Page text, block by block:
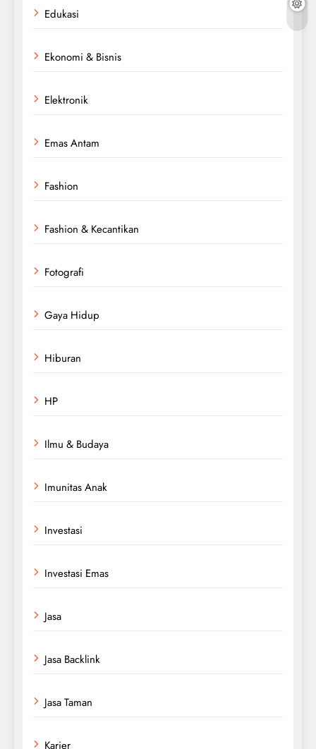
Edukasi
Ekonomi & Bisnis
Elektronik
Emas Antam
Fashion
Fashion & Kecantikan
Fotografi
Gaya Hidup
Hiburan
HP
Ilmu & Budaya
Imunitas Anak
Investasi
Investasi Emas
Jasa
Jasa Backlink
Jasa Taman
Karier